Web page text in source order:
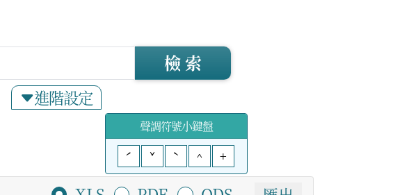
進階設定
檢 索
聲調符號小鍵盤
ˊ
ˇ ˋ ^ +